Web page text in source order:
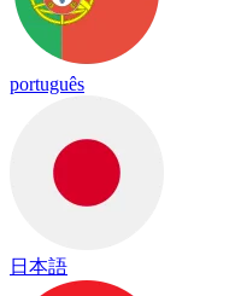
português
日本語